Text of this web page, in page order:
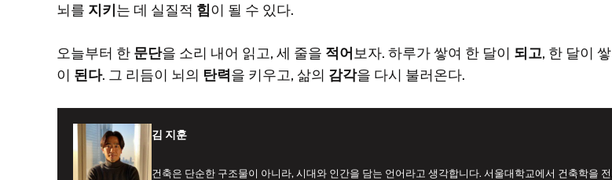
뇌를 지키는 데 실질적 힘이 될 수 있다.
오늘부터 한 문단을 소리 내어 읽고, 세 줄을 적어보자. 하루가 쌓여 한 달이 되고, 한 달이
이 된다. 그 리듬이 뇌의 탄력을 키우고, 삶의 감각을 다시 불러온다.
김 지훈
건축은 단순한 구조물이 아니라, 시대와 인간을 담는 언어라고 생각합니다. 서울대학교에서 건축학을